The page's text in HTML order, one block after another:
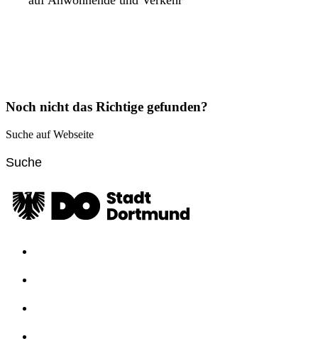
Noch nicht das Richtige gefunden?
Suche auf Webseite